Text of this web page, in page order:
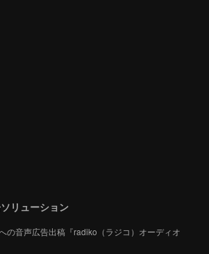
リューション
の音声広告出稿『radiko（ラジコ）オーディオ